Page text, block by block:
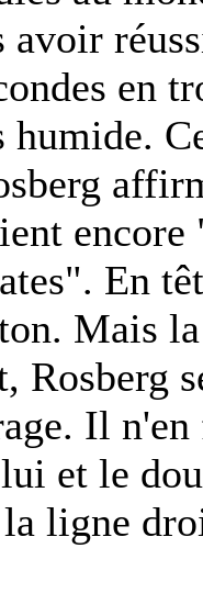
avoir
en
humide.
encore
". En
Mais la
Rosberg
Il
et le
ligne